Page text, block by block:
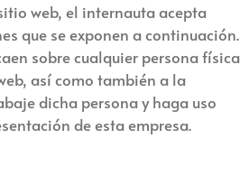
web, el internauta acepta
que se exponen a continuación.
sobre cualquier persona física
así como también a la
dicha persona y haga uso
de esta empresa.